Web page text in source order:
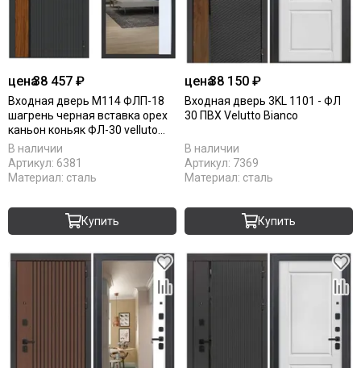
цена38 457 ₽
Входная дверь М114 ФЛП-18
шагрень черная вставка орех
каньон коньяк ФЛ-30 velluto
bianco
В наличии
Артикул: 6381
Материал: сталь
Купить
цена38 150 ₽
Входная дверь 3KL 1101 - ФЛ
30 ПВХ Velutto Bianco
В наличии
Артикул: 7369
Материал: сталь
Купить